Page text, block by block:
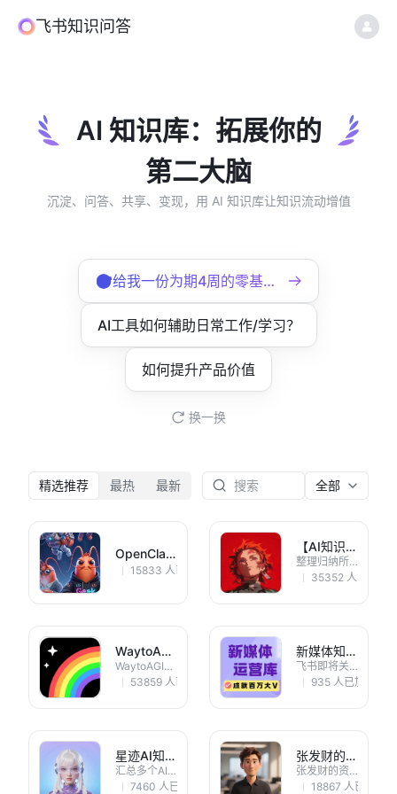
飞书知识问答
AI 知识库：拓展你的
第二大脑
沉淀、问答、共享、变现，用 AI 知识库让知识流动增值
🎯给我一份为期4周的零基础 AI 学习路线！
AI工具如何辅助日常工作/学习？
如何提升产品价值
换一换
精选推荐 最热 最新 全部
OpenClaw x 飞书官方修炼指南
王大仙
15833 人已加入 免费
【AI知识库】Work-Fisher
整理归纳所有课程资料，免费分享大家入门AI世界
Work-Fisher
35352 人已加入
WaytoAGI ｜ 通往AGI之路
WaytoAGI（通往 AGI 之路） 是致力于人工智能学习的知识库与社区平台，提供系统全面的 AI 学习路径，整合资源、组织实践活动。覆盖近 900 万学习者，知识库访问量超 8000 万次，联动 180 所高校及 100 + 企业，举办 500 + 场活动。
🌈AJ
53859 人已加入 免费
新媒体知识库
飞书即将关闭知识库功能。加我微信：yg555595 带你进千人社群 精选 2026 年全网最新编导/运营/剪辑/投流/直播等新媒体资料。
盐城杨过
935 人已加入
星迹AI知识阁
汇总多个AI实践案例，让AI落地到各行各业
毛丽
7460 人已加入 免费
张发财的电商运营资料库
张发财的资料库主要围绕平台实战与打法、核心专业能力矩阵、战略认知与职业成长三大核心模块构建。 它覆盖淘宝、京东、拼多多、抖音、小红书等主流平台，提供从底层逻辑到最新玩法的实战指南。 ✅如果你想加入我们的问答群：可以关注微信公众号「财哥的电商思维」
张发财（加好友
18867 人已加入